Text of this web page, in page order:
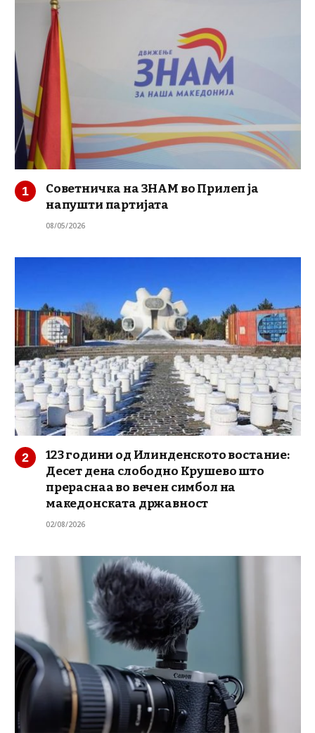
Советничка на ЗНАМ во Прилеп ја
напушти партијата
08/05/2026
123 години од Илинденското востание:
Десет дена слободно Крушево што
прераснаа во вечен симбол на
македонската државност
02/08/2026